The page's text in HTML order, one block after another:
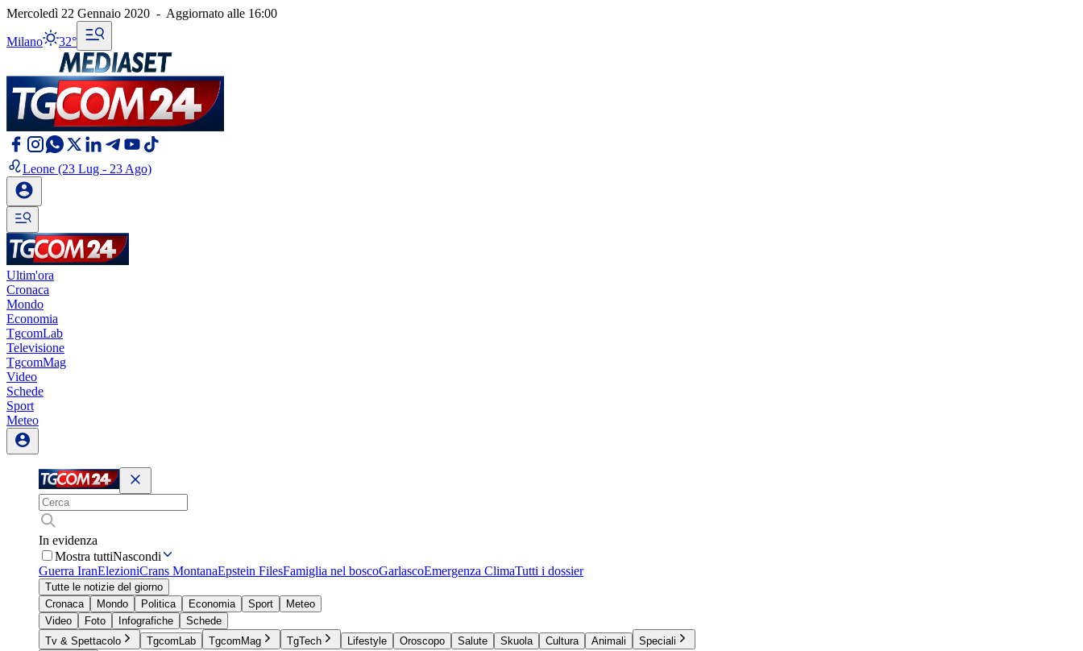
Mercoledì 22 Gennaio 2020 - Aggiornato alle 16:00
Milano 32°
Leone (23 Lug - 23 Ago)
Ultim'ora
Cronaca
Mondo
Economia
TgcomLab
Televisione
TgcomMag
Video
Schede
Sport
Meteo
In evidenza
Mostra tuttiNascondi
Guerra IranElezioniCrans MontanaEpstein FilesFamiglia nel boscoGarlascoEmergenza ClimaTutti i dossier
Tutte le notizie del giorno
Cronaca
Mondo Politica Economia Sport
Meteo
Video
Foto Infografiche
Schede
Tv & Spettacolo
TgcomLab TgcomMag TgTech Lifestyle Oroscopo Salute Skuola Cultura Animali
Speciali